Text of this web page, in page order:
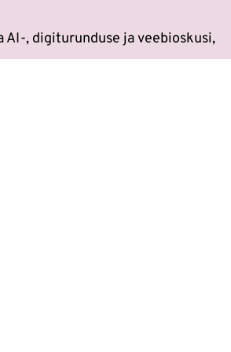
, digiturunduse ja veebioskusi,